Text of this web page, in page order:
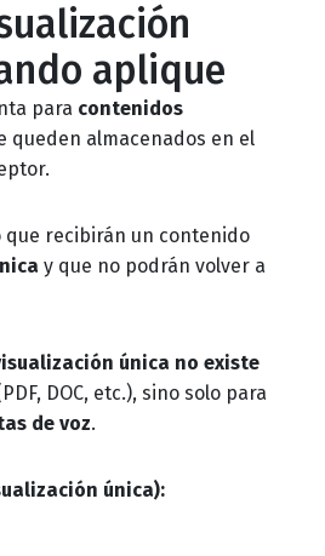
aplique
para contenidos
queden almacenados en el
que recibirán un contenido
y que no podrán volver a
única no existe
DOC, etc.), sino solo para
de voz.
única):